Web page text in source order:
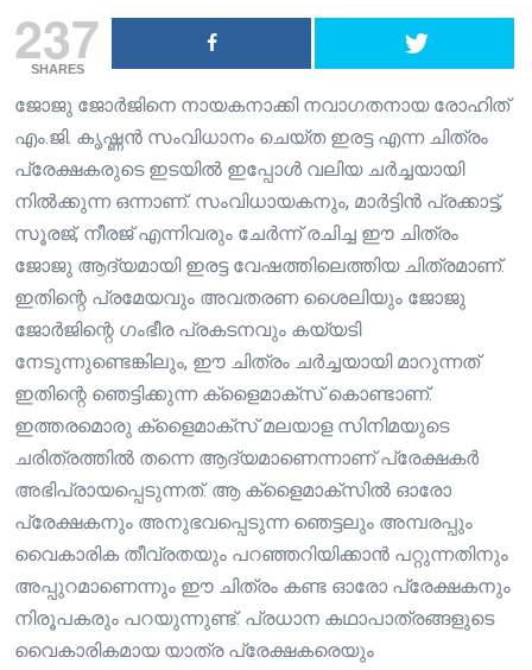
237
SHARES
ജോജു ജോർജിനെ നായകനാക്കി നവാഗതനായ രോഹിത്
എം.ജി. കൃഷ്ണൻ സംവിധാനം ചെയ്ത ഇരട്ട എന്ന ചിത്രം
പ്രേക്ഷകരുടെ ഇടയിൽ ഇപ്പോൾ വലിയ ചർച്ചയായി
നിൽക്കുന്ന ഒന്നാണ്. സംവിധായകനും, മാർട്ടിൻ പ്രക്കാട്ട്,
സൂരജ്, നീരജ് എന്നിവരും ചേർന്ന് രചിച്ച ഈ ചിത്രം
ജോജു ആദ്യമായി ഇരട്ട വേഷത്തിലെത്തിയ ചിത്രമാണ്.
ഇതിന്റെ പ്രമേയവും അവതരണ ശൈലിയും ജോജു
ജോർജിന്റെ ഗംഭീര പ്രകടനവും കയ്യടി
നേടുന്നുണ്ടെങ്കിലും, ഈ ചിത്രം ചർച്ചയായി മാറുന്നത്
ഇതിന്റെ ഞെട്ടിക്കുന്ന ക്ളൈമാക്സ് കൊണ്ടാണ്.
ഇത്തരമൊരു ക്ളൈമാക്സ് മലയാള സിനിമയുടെ
ചരിത്രത്തിൽ തന്നെ ആദ്യമാണെന്നാണ് പ്രേക്ഷകർ
അഭിപ്രായപ്പെടുന്നത്. ആ ക്ളൈമാക്സിൽ ഓരോ
പ്രേക്ഷകനും അനുഭവപ്പെടുന്ന ഞെട്ടലും അമ്പരപ്പും
വൈകാരിക തീവ്രതയും പറഞ്ഞറിയിക്കാൻ പറ്റുന്നതിനും
അപ്പുറമാണെന്നും ഈ ചിത്രം കണ്ട ഓരോ പ്രേക്ഷകനും
നിരൂപകരും പറയുന്നുണ്ട്. പ്രധാന കഥാപാത്രങ്ങളുടെ
വൈകാരികമായ യാത്ര പ്രേക്ഷകരെയും